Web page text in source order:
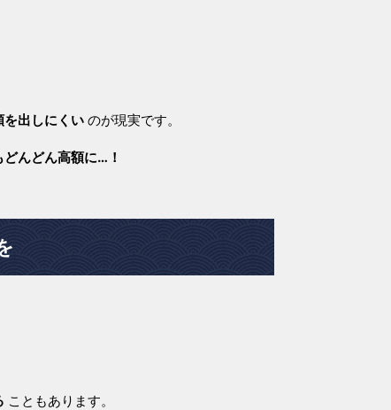
を出しにくい のが現実です。
んどん高額に…！
こともあります。